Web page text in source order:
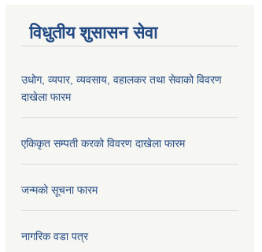
विधुतीय शुसासन सेवा
उधोग, व्यपार, व्यवसाय, वहालकर तथा सेवाको विवरण
दाखेला फारम
एकिकृत सम्पती करको विवरण दाखेला फारम
जन्मको सूचना फारम
नागरिक वडा पत्र